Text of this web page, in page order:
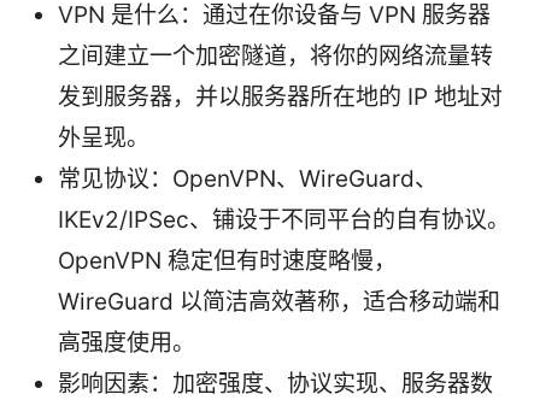
VPN 是什么：通过在你设备与 VPN 服务器
之间建立一个加密隧道，将你的网络流量转
发到服务器，并以服务器所在地的 IP 地址对
外呈现。
常见协议：OpenVPN、WireGuard、
IKEv2/IPSec、铺设于不同平台的自有协议。
OpenVPN 稳定但有时速度略慢，
WireGuard 以简洁高效著称，适合移动端和
高强度使用。
影响因素：加密强度、协议实现、服务器数